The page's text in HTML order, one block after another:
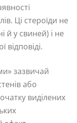
Ці стероїди не
й у свиней) і не
відповіді.
зазвичай
або
виділених